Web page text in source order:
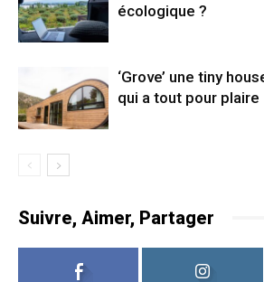
écologique ?
‘Grove’ une tiny
qui a tout pour plaire
Suivre, Aimer, Partager